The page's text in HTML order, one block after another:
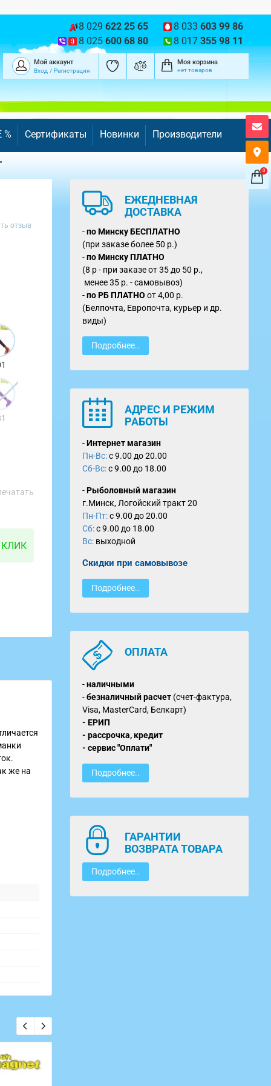
8 029 622 25 65 8 033603 99 86
8 025 600 68 80 8 017355 98 11
Мой аккаунт
Вход / Регистрация
Моя корзина
нет товаров
% Сертификаты Новинки Производители
отзыв
КЛИК
же на
ЕЖЕДНЕВНАЯ
ДОСТАВКА
-по МинскуБЕСПЛАТНО
(при заказе более 50 р.)
-по Минску ПЛАТНО
(8 р - при заказе от 35 до 50 р.,
менее 35 р. - самовывоз)
-поРБ ПЛАТНО от4,00 р.
(Белпочта, Европочта, курьер и др.
виды)
Подробнее..
АДРЕС И РЕЖИМ
РАБОТЫ
-Интернет магазин
Пн-Вс:с 9.00 до 20.00
Сб-Вс:с 9.00 до 18.00
-Рыболовный магазин
г.Минск, Логойский тракт 20
Пн-Пт:с 9.00 до 20.00
Сб:с 9.00 до 18.00
Вс: выходной
Скидки при самовывозе
Подробнее..
ОПЛАТА
-наличными
-безналичный расчет (счет-фактура,
Visa, MasterCard, Белкарт)
- ЕРИП
- рассрочка, кредит
- сервис "Оплати"
Подробнее..
ГАРАНТИИ
ВОЗВРАТА ТОВАРА
Подробнее..
0